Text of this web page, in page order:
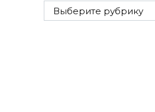
Все
рубрики